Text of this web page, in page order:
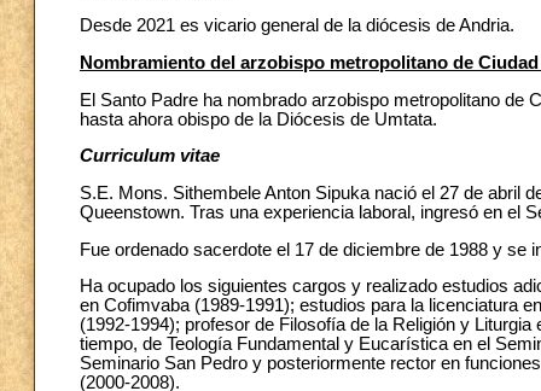
Desde 2021 es vicario general de la diócesis de Andria.
Nombramiento del arzobispo metropolitano de
El Santo Padre ha nombrado arzobispo metropolitano de
hasta ahora obispo de la Diócesis de Umtata.
Curriculum vitae
S.E. Mons. Sithembele Anton Sipuka nació el 27 de abril
Queenstown. Tras una experiencia laboral, ingresó en el
Fue ordenado sacerdote el 17 de diciembre de 1988 y se
Ha ocupado los siguientes cargos y realizado estudios
en Cofimvaba (1989-1991); estudios para la licenciatura
(1992-1994); profesor de Filosofía de la Religión y
tiempo, de Teología Fundamental y Eucarística en el
Seminario San Pedro y posteriormente rector en
(2000-2008).